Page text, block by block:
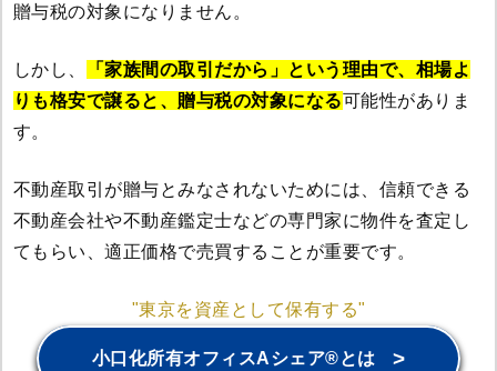
贈与税の対象になりません。
しかし、
「家族間の取引だから」という理由で、相場よ
りも格安で譲ると、贈与税の対象になる可能性がありま
す。
不動産取引が贈与とみなされないためには、信頼できる
不動産会社や不動産鑑定士などの専門家に物件を査定し
てもらい、適正価格で売買することが重要です。
"東京を資産として保有する"
小口化所有オフィスAシェア®とは >